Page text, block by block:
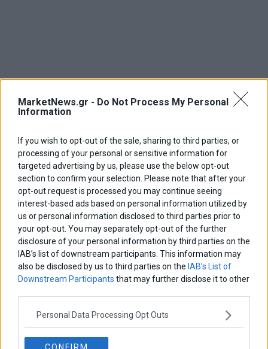
MarketNews.gr - Do Not Process My Personal
Information
If you wish to opt-out of the sale, sharing to third parties, or
processing of your personal or sensitive information for
targeted advertising by us, please use the below opt-out
section to confirm your selection. Please note that after your
opt-out request is processed you may continue seeing
interest-based ads based on personal information utilized by
us or personal information disclosed to third parties prior to
your opt-out. You may separately opt-out of the further
disclosure of your personal information by third parties on the
IAB’s list of downstream participants. This information may
also be disclosed by us to third parties on the IAB’s List of
Downstream Participants that may further disclose it to other
Personal Data Processing Opt Outs
CONFIRM